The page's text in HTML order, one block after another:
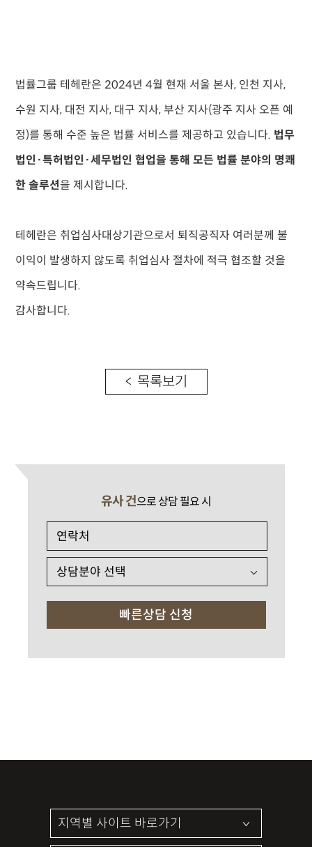
법률그룹 테헤란은 2024년 4월 현재 서울 본사, 인천 지사,
수원 지사, 대전 지사, 대구 지사, 부산 지사(광주 지사 오픈 예
정)를 통해 수준 높은 법률 서비스를 제공하고 있습니다. 법무
법인·특허법인·세무법인 협업을 통해 모든 법률 분야의 명쾌
한 솔루션을 제시합니다.
테헤란은 취업심사대상기관으로서 퇴직공직자 여러분께 불
이익이 발생하지 않도록 취업심사 절차에 적극 협조할 것을
약속드립니다.
감사합니다.
< 목록보기
유사 건으로 상담 필요 시